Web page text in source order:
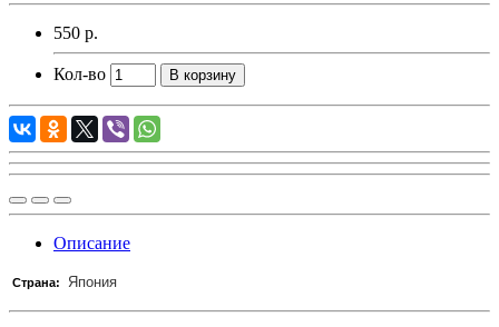
550 р.
Кол-во В корзину
Описание
Страна: Япония